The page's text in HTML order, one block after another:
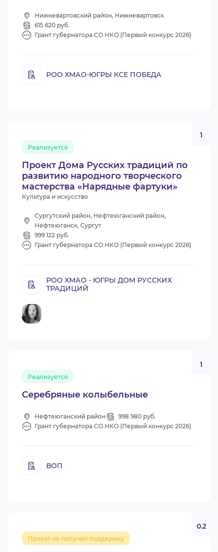
Нижневартовский район, Нижневартовск
615 620 руб.
Грант губернатора СО НКО (Первый конкурс 2026)
РОО ХМАО-ЮГРЫ КСЕ ПОБЕДА
Проект Дома Русских традиций по
развитию народного творческого
мастерства «Нарядные фартуки»
Реализуется
1
Культура и искусство
Сургутский район, Нефтеюганский район,
Нефтеюганск, Сургут
999 122 руб.
Грант губернатора СО НКО (Первый конкурс 2026)
РОО ХМАО - ЮГРЫ ДОМ РУССКИХ
ТРАДИЦИЙ
Серебряные колыбельные
Реализуется
1
Нефтеюганский район
998 980 руб.
Грант губернатора СО НКО (Первый конкурс 2026)
ВОП
Проект не получил поддержку
0.2